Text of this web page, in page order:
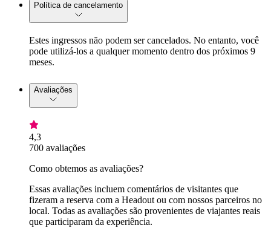
Política de cancelamento
Estes ingressos não podem ser cancelados. No entanto, você
pode utilizá-los a qualquer momento dentro dos próximos 9
meses.
Avaliações
4,3
700 avaliações
Como obtemos as avaliações?
Essas avaliações incluem comentários de visitantes que
fizeram a reserva com a Headout ou com nossos parceiros no
local. Todas as avaliações são provenientes de viajantes reais
que participaram da experiência.